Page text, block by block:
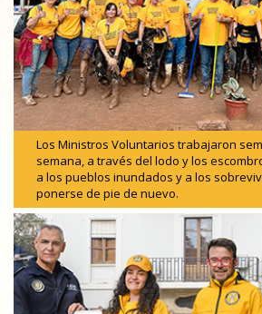
Los Ministros Voluntarios trabajaron
semana, a través del lodo y los
a los pueblos inundados y a los
ponerse de pie de nuevo.